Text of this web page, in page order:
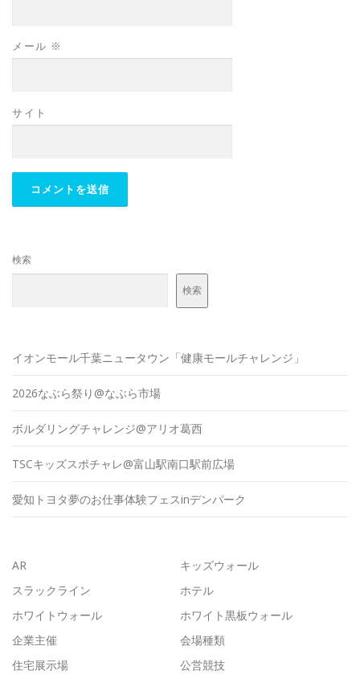
メール ※
サイト
検索
検索
イオンモール千葉ニュータウン「健康モールチャレンジ」
2026なぶら祭り@なぶら市場
ボルダリングチャレンジ@アリオ葛西
TSCキッズスポチャレ@富山駅南口駅前広場
愛知トヨタ夢のお仕事体験フェスinデンパーク
AR
キッズウォール
スラックライン
ホテル
ホワイトウォール
ホワイト黒板ウォール
企業主催
会場種類
住宅展示場
公営競技